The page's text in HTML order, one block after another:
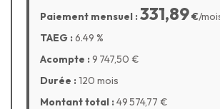
Paiement mensuel :331,89€/
TAEG :6.49 %
Acompte :9 747,50 €
Durée :120 mois
Montant total :49 574,77 €